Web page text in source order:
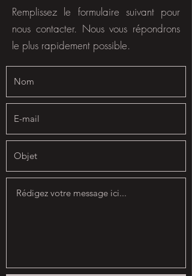
Remplissez le formulaire suivant pour
nous contacter. Nous vous répondrons
le plus rapidement possible.